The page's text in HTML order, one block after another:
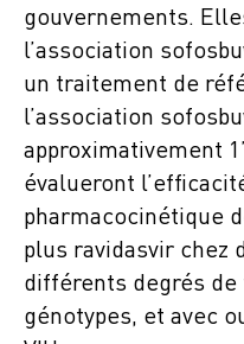
gouvernements.
l’association
un traitement de
l’association
approximativement
évalueront
pharmacocinétique
plus ravidasvir chez
différents degrés de
génotypes, et avec